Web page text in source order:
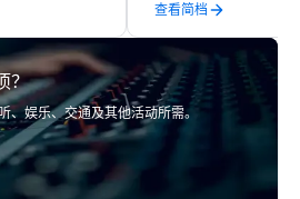
experiential
design, production,
and execution into
experience. We
programs that go far
—bringing together
查看简档
？
、娱乐、交通及其他活动所需。